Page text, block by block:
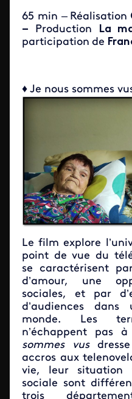
65 min – Réalisation
– Production La
participation de
♦ Je nous sommes
Le film explore
point de vue du
se caractérisent
d’amour, une
sociales, et par
d’audiences
monde. Les
n’échappent pas
sommes vus
accros aux
vie, leur situation
sociale sont
trois